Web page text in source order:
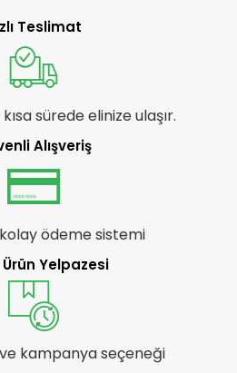
Teslimat
sürede elinize ulaşır.
Alışveriş
ödeme sistemi
Yelpazesi
kampanya seçeneği